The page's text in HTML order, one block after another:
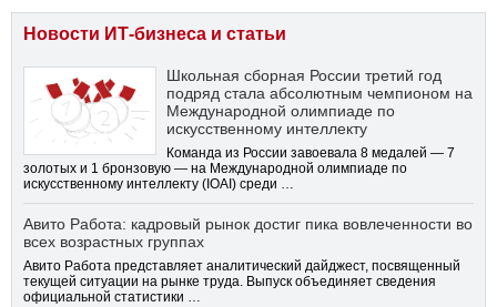
Новости ИТ-бизнеса и статьи
Школьная сборная России третий год
подряд стала абсолютным чемпионом на
Международной олимпиаде по
искусственному интеллекту
Команда из России завоевала 8 медалей — 7
золотых и 1 бронзовую — на Международной олимпиаде по
искусственному интеллекту (IOAI) среди …
Авито Работа: кадровый рынок достиг пика вовлеченности во
всех возрастных группах
Авито Работа представляет аналитический дайджест, посвященный
текущей ситуации на рынке труда. Выпуск объединяет сведения
официальной статистики …